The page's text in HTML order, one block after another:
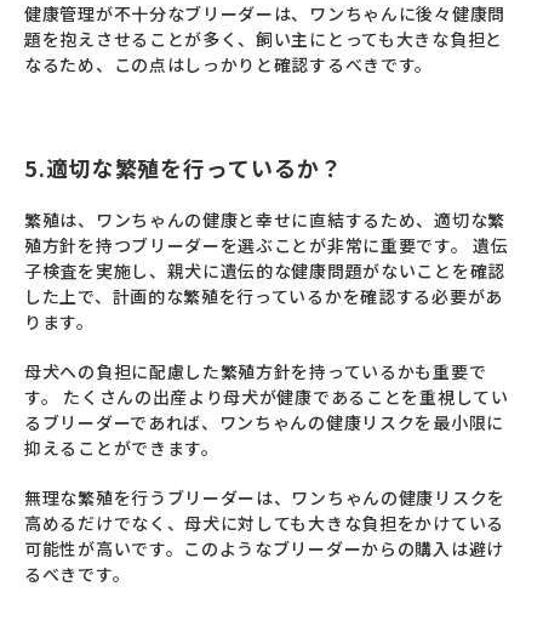
健康管理が不十分なブリーダーは、ワンちゃんに後々健康問
題を抱えさせることが多く、飼い主にとっても大きな負担と
なるため、この点はしっかりと確認するべきです。
5.適切な繁殖を行っているか？
繁殖は、ワンちゃんの健康と幸せに直結するため、適切な繁
殖方針を持つブリーダーを選ぶことが非常に重要です。 遺伝
子検査を実施し、親犬に遺伝的な健康問題がないことを確認
した上で、計画的な繁殖を行っているかを確認する必要があ
ります。
母犬への負担に配慮した繁殖方針を持っているかも重要で
す。 たくさんの出産より母犬が健康であることを重視してい
るブリーダーであれば、ワンちゃんの健康リスクを最小限に
抑えることができます。
無理な繁殖を行うブリーダーは、ワンちゃんの健康リスクを
高めるだけでなく、母犬に対しても大きな負担をかけている
可能性が高いです。このようなブリーダーからの購入は避け
るべきです。